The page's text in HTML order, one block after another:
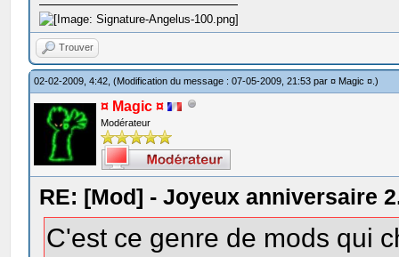
Trouver
02-02-2009, 4:42,(Modification du message : 07-05-2009, 21:53 par¤ Magic ¤ .)
¤ Magic ¤
Modérateur
RE: [Mod] - Joyeux anniversaire
C'est ce genre de mods qui